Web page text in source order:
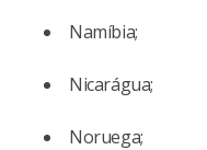
Namíbia;
Nicarágua;
Noruega;